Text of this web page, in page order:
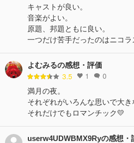
キャストが良い。
音楽がよい。
原題、邦題ともに良い。
一つだけ苦手だったのはニコラ
よむみるの感想・評価
3.5 1 0
満月の夜。
それぞれがいろんな思いで大き
それだけでもロマンチック💛
userw4UDWBMX9Ryの感想・